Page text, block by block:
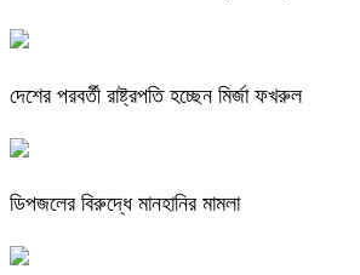
দেশের পরবর্তী রাষ্ট্রপতি হচ্ছেন মির্জা ফখরুল
ডিপজলের বিরুদ্ধে মানহানির মামলা